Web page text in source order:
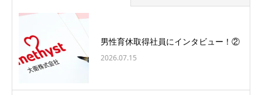
男性育休取得社員にインタビュー！②
2026.07.15